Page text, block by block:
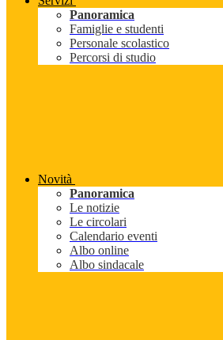
Panoramica
Famiglie e studenti
Personale scolastico
Percorsi di studio
Novità
Panoramica
Le notizie
Le circolari
Calendario eventi
Albo online
Albo sindacale